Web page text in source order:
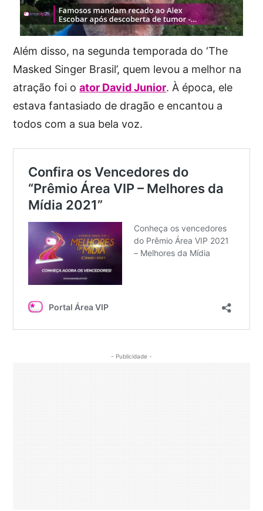
Além disso, na segunda temporada do ‘The
Masked Singer Brasil’, quem levou a melhor na
atração foi oator David Junior. À época, ele
estava fantasiado de dragão e encantou a
todos com a sua bela voz.
- Publicidade -